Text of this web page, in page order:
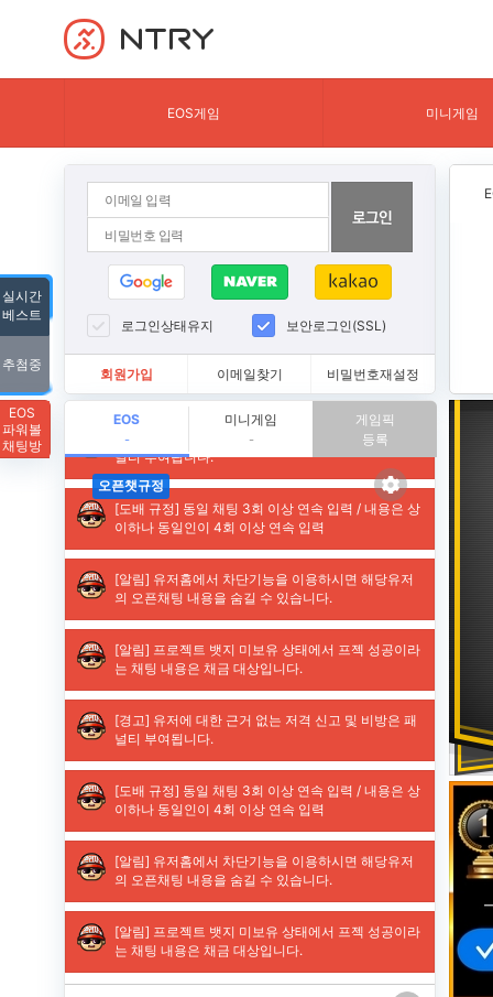
NTRY
EOS게임 미니게임
로그인상태유지 보안로그인(SSL)
회원가입 이메일찾기 비밀번호재설정
EOS
-
미니게임
-
게임픽
등록
실시간
베스트
추첨중
EOS
파워볼
채팅방